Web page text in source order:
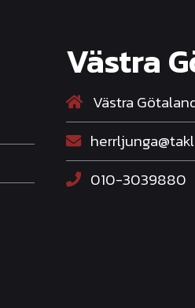
Västra
Västra
010-3039880